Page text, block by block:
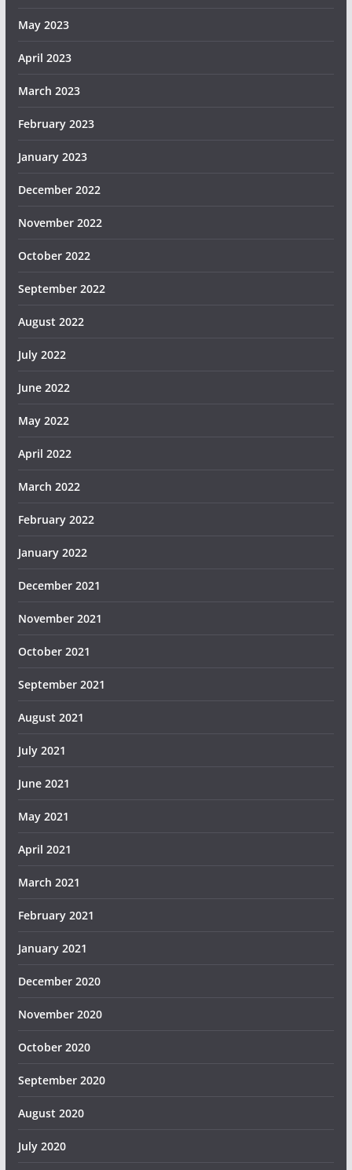
May 2023
April 2023
March 2023
February 2023
January 2023
December 2022
November 2022
October 2022
September 2022
August 2022
July 2022
June 2022
May 2022
April 2022
March 2022
February 2022
January 2022
December 2021
November 2021
October 2021
September 2021
August 2021
July 2021
June 2021
May 2021
April 2021
March 2021
February 2021
January 2021
December 2020
November 2020
October 2020
September 2020
August 2020
July 2020